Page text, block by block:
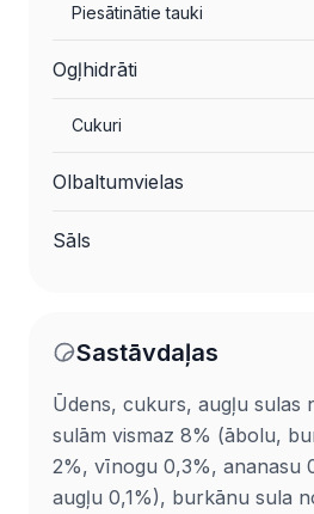
Piesātinātie tauki
Ogļhidrāti
Cukuri
Olbaltumvielas
Sāls
Sastāvdaļas
Ūdens, cukurs, augļu sulas
sulām vismaz 8% (ābolu,
2%, vīnogu 0,3%, ananasu
augļu 0,1%), burkānu sula